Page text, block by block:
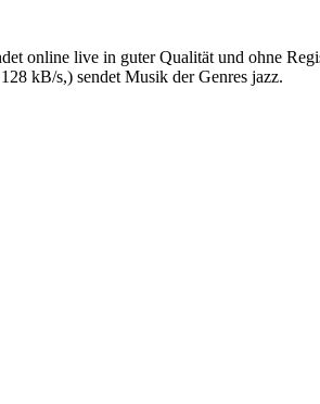
online live in guter Qualität und ohne
kB/s,) sendet Musik der Genres jazz.